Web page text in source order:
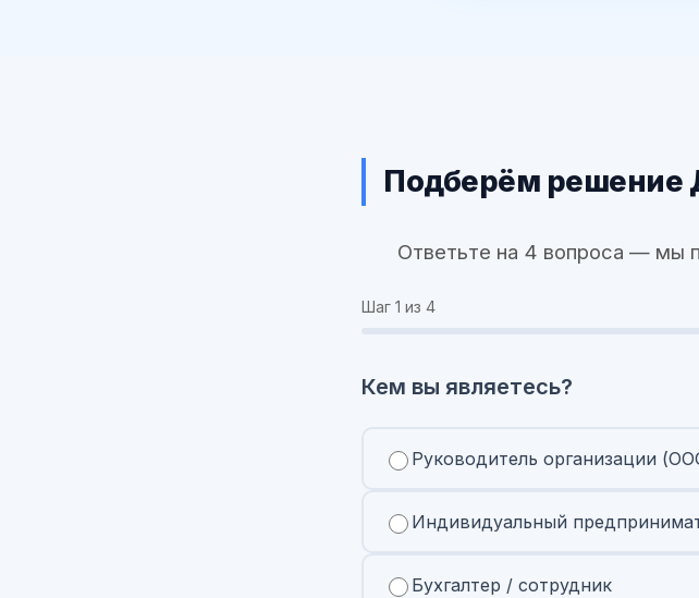
Подберём решение
Ответьте на 4 вопроса — мы
Шаг 1 из 4
Кем вы являетесь?
Руководитель организации
Индивидуальный
Бухгалтер / сотрудник